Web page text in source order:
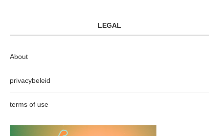
LEGAL
About
privacybeleid
terms of use